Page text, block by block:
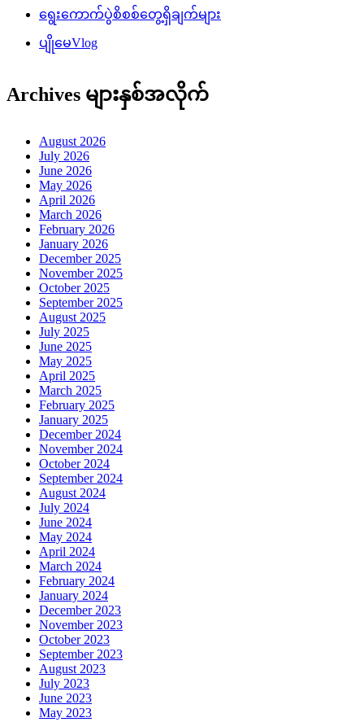
ရွေးကောက်ပွဲစိစစ်တွေ့ရှိချက်များ
ပျိုမေVlog
Archives များနှစ်အလိုက်
August 2026
July 2026
June 2026
May 2026
April 2026
March 2026
February 2026
January 2026
December 2025
November 2025
October 2025
September 2025
August 2025
July 2025
June 2025
May 2025
April 2025
March 2025
February 2025
January 2025
December 2024
November 2024
October 2024
September 2024
August 2024
July 2024
June 2024
May 2024
April 2024
March 2024
February 2024
January 2024
December 2023
November 2023
October 2023
September 2023
August 2023
July 2023
June 2023
May 2023